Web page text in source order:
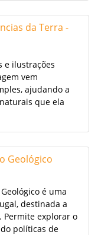
da Terra -
e ilustrações
vem
ajudando a
que ela
Geológico
é uma
destinada a
Permite explorar o
políticas de